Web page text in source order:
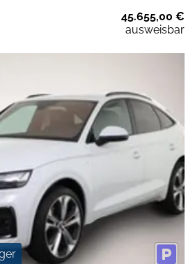
45.655,00 €
ausweisbar